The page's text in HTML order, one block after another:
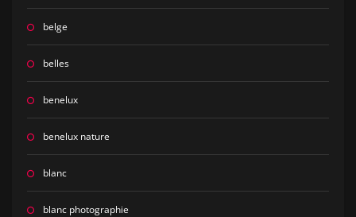
belge
belles
benelux
benelux nature
blanc
blanc photographie